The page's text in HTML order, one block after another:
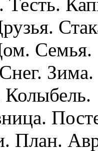
Семья.
Зима.
План.